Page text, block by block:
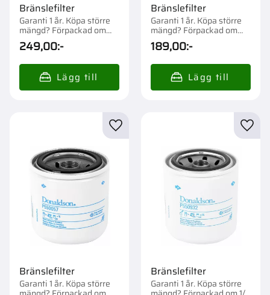
Bränslefilter
Garanti 1 år. Köpa större
mängd? Förpackad om
1/12 st.
249,00:-
Bränslefilter
Garanti 1 år. Köpa större
mängd? Förpackad om
1/12 st.
189,00:-
Bränslefilter
Garanti 1 år. Köpa större
Lägg till i favoriter
Bränslefilter
Garanti 1 år. Köpa större